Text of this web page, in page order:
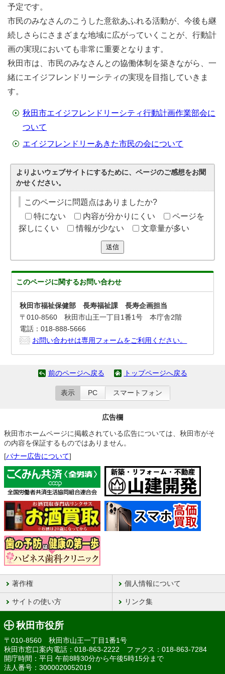
予定です。
市民のみなさんのこうした意欲あふれる活動が、今後も継
続しさらにさまざまな地域に広がっていくことが、行動計
画の実現においても非常に重要となります。
秋田市は、市民のみなさんとの協働体制を築きながら、一
緒にエイジフレンドリーシティの実現を目指していきま
す。
秋田市エイジフレンドリーシティ行動計画作業部会に
ついて
エイジフレンドリーあきた市民の会について
よりよいウェブサイトにするために、ページのご感想をお聞
かせください。
このページに問題点はありましたか?
特にない
内容が分かりにくい
ページを
探しにくい
情報が少ない 文章量が多い
送信
このページに関するお問い合わせ
秋田市福祉保健部 長寿福祉課 長寿企画担当
〒010-8560 秋田市山王一丁目1番1号 本庁舎2階
電話：018-888-5666
お問い合わせは専用フォームをご利用ください。
前のページへ戻る トップページへ戻る
表示 PC スマートフォン
広告欄
秋田市ホームページに掲載されている広告については、秋田市がそ
の内容を保証するものではありません。
[バナー広告について]
著作権 個人情報について
サイトの使い方 リンク集
秋田市役所
〒010-8560 秋田市山王一丁目1番1号
秋田市窓口案内電話：018-863-2222 ファクス：018-863-7284
開庁時間：平日 午前8時30分から午後5時15分まで
法人番号：3000020052019